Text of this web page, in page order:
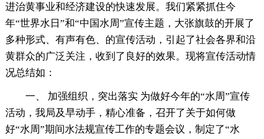
进治黄事业和经济建设的快速发展。我们紧紧抓住今
年“世界水日”和“中国水周”宣传主题，大张旗鼓的开展了
多种形式、有声有色、的宣传活动，引起了社会各界和沿
黄群众的广泛关注，收到了良好的效果。现将宣传活动情
况总结如：
一、 加强组织，突出落实 为做好今年的“水周”宣传
活动，我局及早动手，精心准备，召开了关于如何做
好“水周”期间水法规宣传工作的专题会议，制定了“水